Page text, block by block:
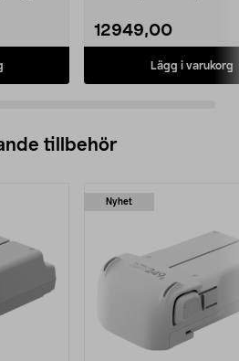
12949,00
Lägg i varukorg
tillbehör
Nyhet